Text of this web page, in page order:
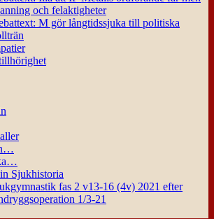
och felaktigheter
M gör långtidssjuka till politiska
Sjukhistoria
fas 2 v13-16 (4v) 2021 efter
1/3-21